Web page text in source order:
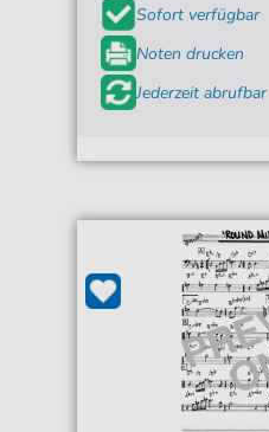
Sofort verfügbar
Noten drucken
Jederzeit abrufbar